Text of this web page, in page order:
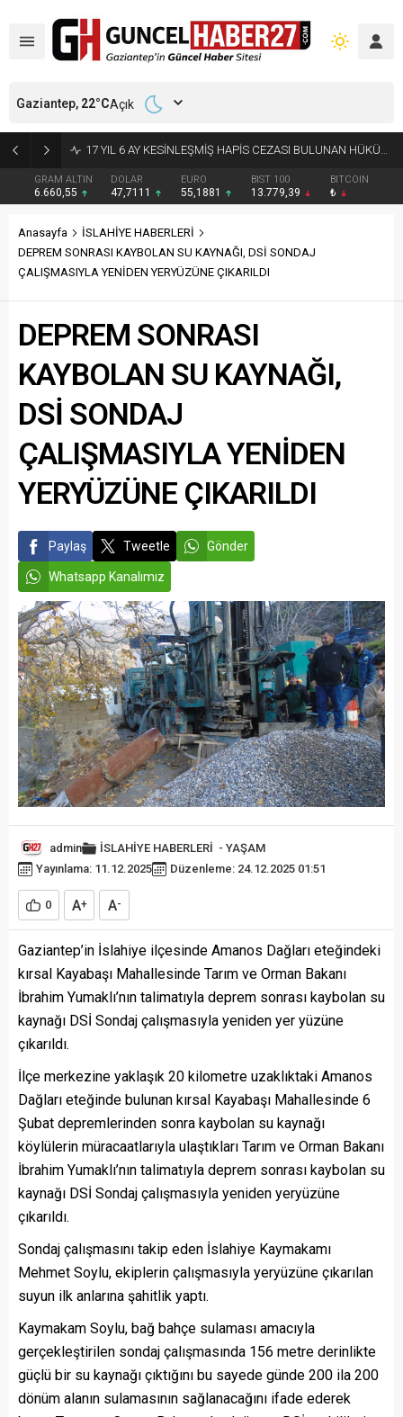
17 YIL 6 AY KESİNLEŞMİŞ HAPİS CEZASI BULUNAN HÜKÜMLÜ YAKALANDI
GRAM ALTIN
6.660,55
DOLAR
47,7111
EURO
55,1881
BIST 100
13.779,39
BITCOIN
₺
Gaziantep, 22°CAçık
Anasayfa
İSLAHİYE HABERLERİ
DEPREM SONRASI KAYBOLAN SU KAYNAĞI, DSİ SONDAJ
ÇALIŞMASIYLA YENİDEN YERYÜZÜNE ÇIKARILDI
DEPREM SONRASI
KAYBOLAN SU KAYNAĞI,
DSİ SONDAJ
ÇALIŞMASIYLA YENİDEN
YERYÜZÜNE ÇIKARILDI
Paylaş Tweetle Gönder
Whatsapp Kanalımız
admin İSLAHİYE HABERLERİ - YAŞAM
Yayınlama: 11.12.2025
Düzenleme: 24.12.2025 01:51
0 A+ A-
Gaziantep’in İslahiye ilçesinde Amanos Dağları eteğindeki
kırsal Kayabaşı Mahallesinde Tarım ve Orman Bakanı
İbrahim Yumaklı’nın talimatıyla deprem sonrası kaybolan su
kaynağı DSİ Sondaj çalışmasıyla yeniden yer yüzüne
çıkarıldı.
İlçe merkezine yaklaşık 20 kilometre uzaklıktaki Amanos
Dağları eteğinde bulunan kırsal Kayabaşı Mahallesinde 6
Şubat depremlerinden sonra kaybolan su kaynağı
köylülerin müracaatlarıyla ulaştıkları Tarım ve Orman Bakanı
İbrahim Yumaklı’nın talimatıyla deprem sonrası kaybolan su
kaynağı DSİ Sondaj çalışmasıyla yeniden yeryüzüne
çıkarıldı.
Sondaj çalışmasını takip eden İslahiye Kaymakamı
Mehmet Soylu, ekiplerin çalışmasıyla yeryüzüne çıkarılan
suyun ilk anlarına şahitlik yaptı.
Kaymakam Soylu, bağ bahçe sulaması amacıyla
gerçekleştirilen sondaj çalışmasında 156 metre derinlikte
güçlü bir su kaynağı çıktığını bu sayede günde 200 ila 200
dönüm alanın sulamasının sağlanacağını ifade ederek